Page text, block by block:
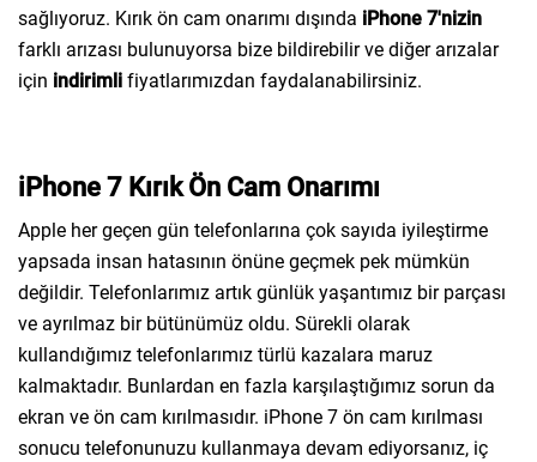
sağlıyoruz. Kırık ön cam onarımı dışında iPhone 7'nizin
farklı arızası bulunuyorsa bize bildirebilir ve diğer arızalar
için indirimli fiyatlarımızdan faydalanabilirsiniz.
iPhone 7 Kırık Ön Cam Onarımı
Apple her geçen gün telefonlarına çok sayıda iyileştirme
yapsada insan hatasının önüne geçmek pek mümkün
değildir. Telefonlarımız artık günlük yaşantımız bir parçası
ve ayrılmaz bir bütünümüz oldu. Sürekli olarak
kullandığımız telefonlarımız türlü kazalara maruz
kalmaktadır. Bunlardan en fazla karşılaştığımız sorun da
ekran ve ön cam kırılmasıdır. iPhone 7 ön cam kırılması
sonucu telefonunuzu kullanmaya devam ediyorsanız, iç